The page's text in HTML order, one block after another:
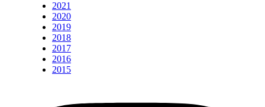
2021
2020
2019
2018
2017
2016
2015